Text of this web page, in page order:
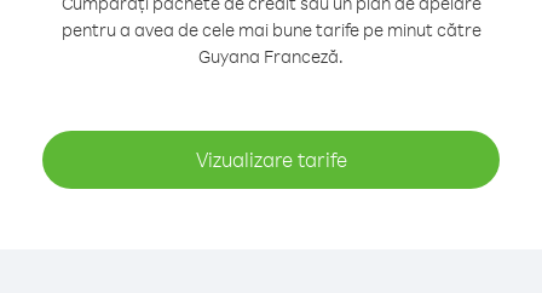
pentru a avea de cele mai bune tarife pe minut către
Guyana Franceză.
Vizualizare tarife